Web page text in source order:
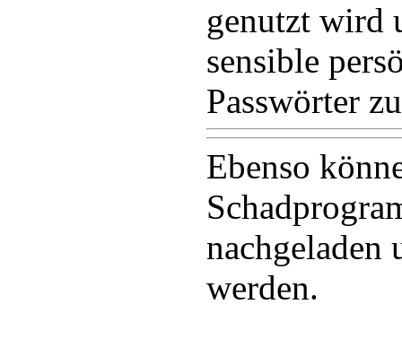
genutzt wird
sensible
Passwörter
Ebenso
nachgeladen
werden.